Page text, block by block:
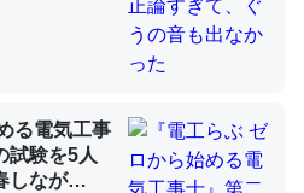
のか。知らんかった。調べたら
エビの600分の1程度。
る電気工事
試験を5人
しなが